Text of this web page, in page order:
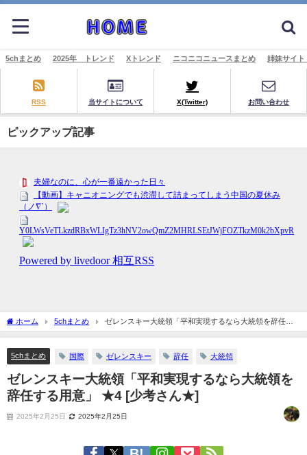
5chまとめ 2025年 トレンド Xトレンド ニコニコニュースまとめ 姉妹サイ
RSS 当サイトについて X(Twitter) お問い合わせ
ピックアップ記事
ホーム 5chまとめ
ゼレンスキー大統領「平和実現するなら大統領を辞任す
る用意」 ★4 [少考さん★]
5chまとめ 国際 ゼレンスキー 辞任 大統領
ゼレンスキー大統領「平和実現するなら大統領を
辞任する用意」 ★4 [少考さん★]
2025年2月25日 2025年2月25日